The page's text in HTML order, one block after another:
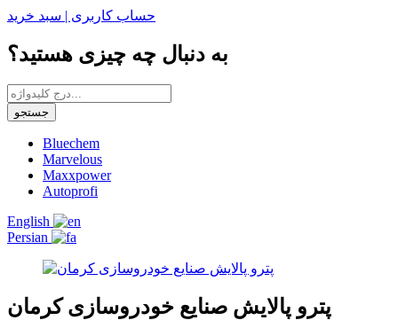
حساب کاربری | سبد خرید
به دنبال چه چیزی هستید؟
جستجو
Bluechem
Marvelous
Maxxpower
Autoprofi
English
Persian
پترو پالایش صنایع خودروسازی کرمان